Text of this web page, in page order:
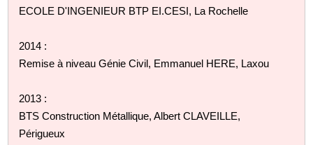
ECOLE D'INGENIEUR BTP EI.CESI, La Rochelle
2014 :
Remise à niveau Génie Civil, Emmanuel HERE, Laxou
2013 :
BTS Construction Métallique, Albert CLAVEILLE,
Périgueux